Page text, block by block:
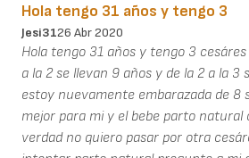
Hola tengo 31 años y tengo 3
Jesi3126 Abr 2020
Hola tengo 31 años y tengo 3
a la 2 se llevan 9 años y de la 2 a la 3
estoy nuevamente embarazada de 8
mejor para mi y el bebe parto natural
verdad no quiero pasar por otra